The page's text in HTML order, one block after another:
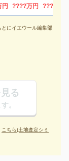
円 ????万円 ????万円
にイエウール編集部
る
。
こちら(土地査定シミ